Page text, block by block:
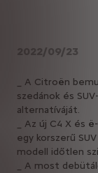
2022/09/23
_ A Citroën
szedánok és
alternatíváját.
_ Az új C4 X és
egy korszerű
modell időtlen
_ A most